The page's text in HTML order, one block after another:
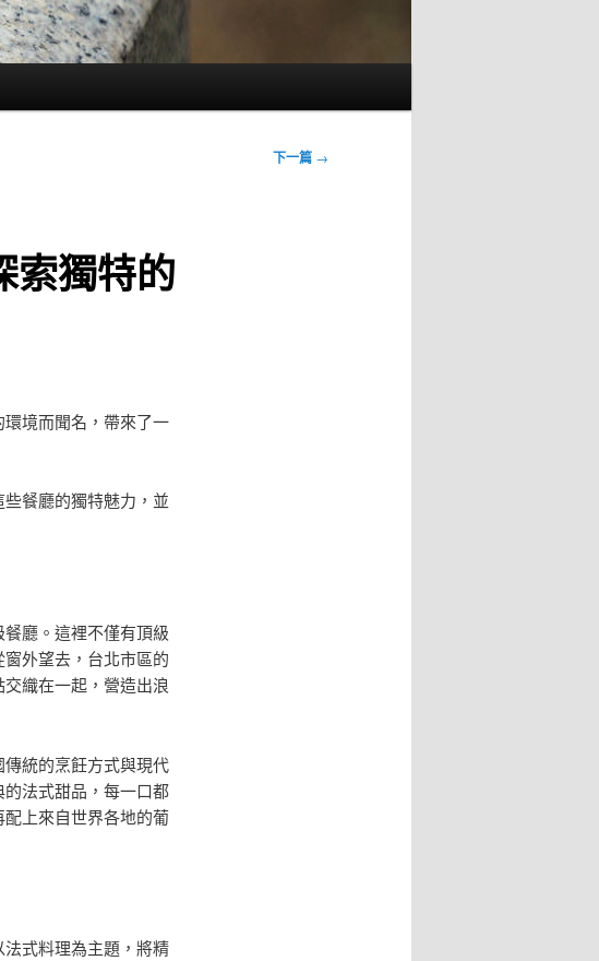
下一篇 →
索獨特的
境而聞名，帶來了一
餐廳的獨特魅力，並
廳。這裡不僅有頂級
外望去，台北市區的
織在一起，營造出浪
統的烹飪方式與現代
法式甜品，每一口都
上來自世界各地的葡
式料理為主題，將精